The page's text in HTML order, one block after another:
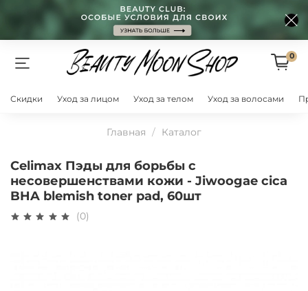
0
Скидки Уход за лицом Уход за телом Уход за волосами
Главная Каталог
Celimax Пэды для борьбы с
несовершенствами кожи - Jiwoogae cica
BHA blemish toner pad, 60шт
(0)